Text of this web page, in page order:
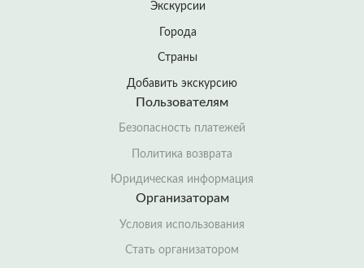
Экскурсии
Города
Страны
Добавить экскурсию
Пользователям
Безопасность платежей
Политика возврата
Юридическая информация
Организаторам
Условия использования
Стать организатором